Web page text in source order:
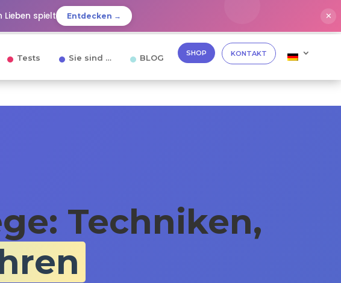
spielt Entdecken → ✕
Tests Sie sind … BLOG SHOP KONTAKT
Techniken,